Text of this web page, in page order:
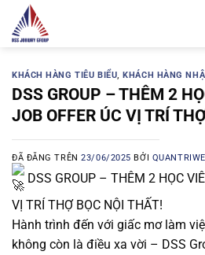
Chuyển
đến
dungKHÁCH HÀNG TIÊU BIỂU,KHÁCH HÀNG
DSS GROUP – THÊM 2
JOB OFFER ÚC VỊ TRÍ
ĐÃ ĐĂNG TRÊN23/06/2025 BỞI
DSS GROUP – THÊM 2 HỌC
VỊ TRÍ THỢ BỌC NỘI THẤT!
Hành trình đến với giấc mơ làm
không còn là điều xa vời – DSS